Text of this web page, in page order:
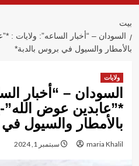
بيت
السودان – “أخبار الساعه”: ولايات :
بالأمطار والسيول في بروس بالدبة*
ولايات
السودان – “أخبار
*”عابدين عوض الله”-
بالأمطار والسيول
maria Khalil سبتمبر 1, 2024